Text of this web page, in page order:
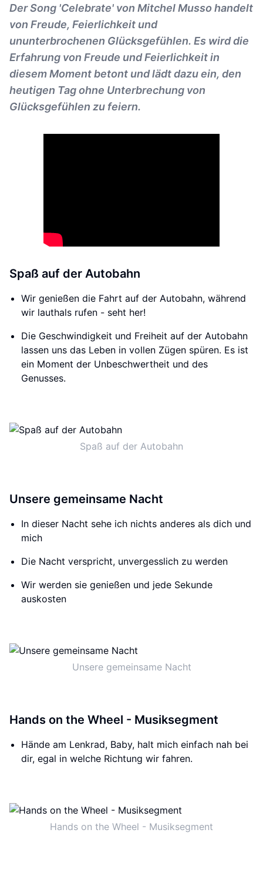
Der Song 'Celebrate' von Mitchel Musso handelt
von Freude, Feierlichkeit und
ununterbrochenen Glücksgefühlen. Es wird die
Erfahrung von Freude und Feierlichkeit in
diesem Moment betont und lädt dazu ein, den
heutigen Tag ohne Unterbrechung von
Glücksgefühlen zu feiern.
Spaß auf der Autobahn
Wir genießen die Fahrt auf der Autobahn, während
wir lauthals rufen - seht her!
Die Geschwindigkeit und Freiheit auf der Autobahn
lassen uns das Leben in vollen Zügen spüren. Es ist
ein Moment der Unbeschwertheit und des
Genusses.
Spaß auf der Autobahn
Unsere gemeinsame Nacht
In dieser Nacht sehe ich nichts anderes als dich und
mich
Die Nacht verspricht, unvergesslich zu werden
Wir werden sie genießen und jede Sekunde
auskosten
Unsere gemeinsame Nacht
Hands on the Wheel - Musiksegment
Hände am Lenkrad, Baby, halt mich einfach nah bei
dir, egal in welche Richtung wir fahren.
Hands on the Wheel - Musiksegment